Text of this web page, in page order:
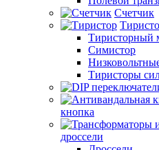
Счетчик
Тиристорный
Симистор
Тиристоры
кнопка
дроссели